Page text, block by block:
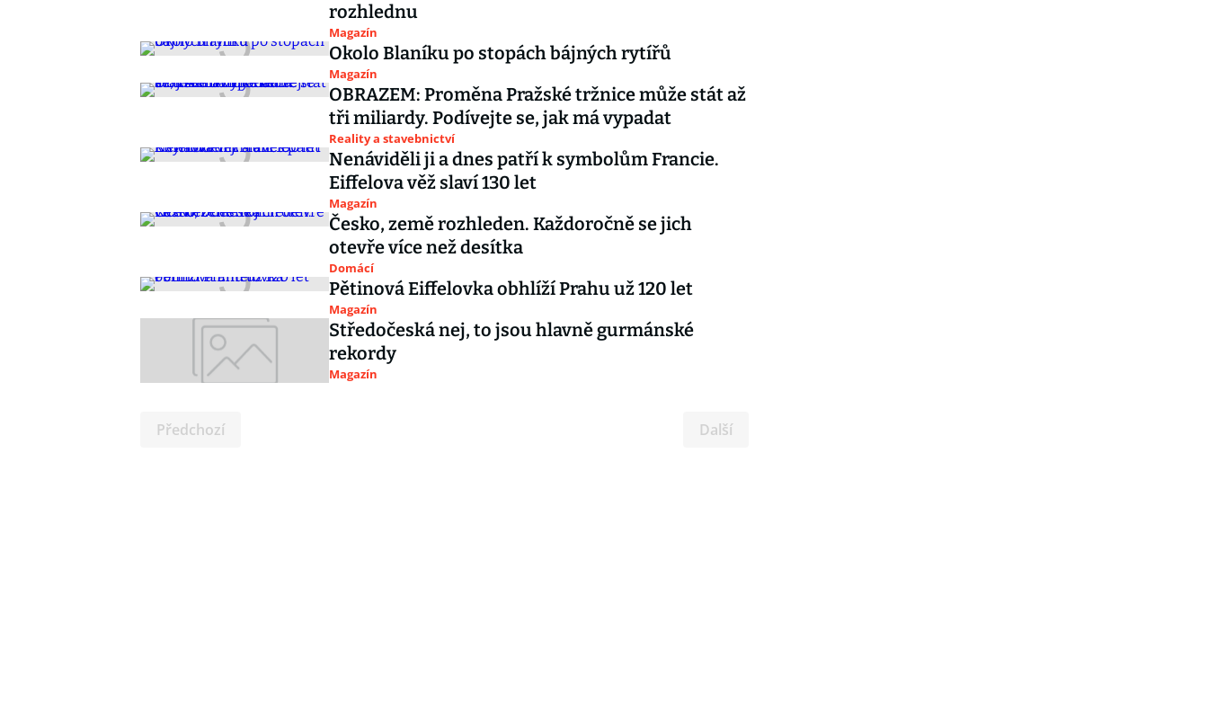
rozhlednu
Magazín
Okolo Blaníku po stopách bájných rytířů
Magazín
OBRAZEM: Proměna Pražské tržnice může stát až
tři miliardy. Podívejte se, jak má vypadat
Reality a stavebnictví
Nenáviděli ji a dnes patří k symbolům Francie.
Eiffelova věž slaví 130 let
Magazín
Česko, země rozhleden. Každoročně se jich
otevře více než desítka
Domácí
Pětinová Eiffelovka obhlíží Prahu už 120 let
Magazín
Středočeská nej, to jsou hlavně gurmánské
rekordy
Magazín
Předchozí Další